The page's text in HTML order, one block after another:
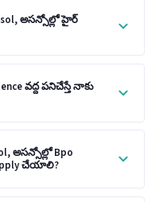
అసన్సోల్లో హైర్
వద్ద పనిచేస్తే నాకు
అసన్సోల్లో Bpo
చేయాలి?